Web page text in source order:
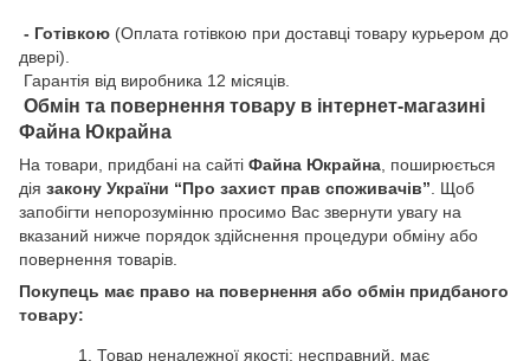
- Готівкою (Оплата готівкою при доставці товару курьером до
двері).
Гарантія від виробника 12 місяців.
Обмін та повернення товару в інтернет-магазині
Файна Юкрайна
На товари, придбані на сайті Файна Юкрайна, поширюється
дія закону України “Про захист прав споживачів”. Щоб
запобігти непорозумінню просимо Вас звернути увагу на
вказаний нижче порядок здійснення процедури обміну або
повернення товарів.
Покупець має право на повернення або обмін придбаного
товару:
Товар неналежної якості: несправний, має